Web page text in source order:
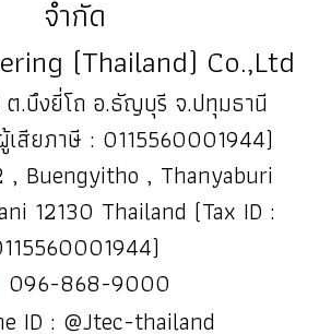
จำกัด
(Thailand) Co.,Ltd
.บึงยี่โถ อ.ธัญบุรี จ.ปทุมธานี
เสียภาษี : 0115560001944)
Buengyitho , Thanyaburi
12130 Thailand (Tax ID :
096-868-9000
ID : @Jtec-thailand